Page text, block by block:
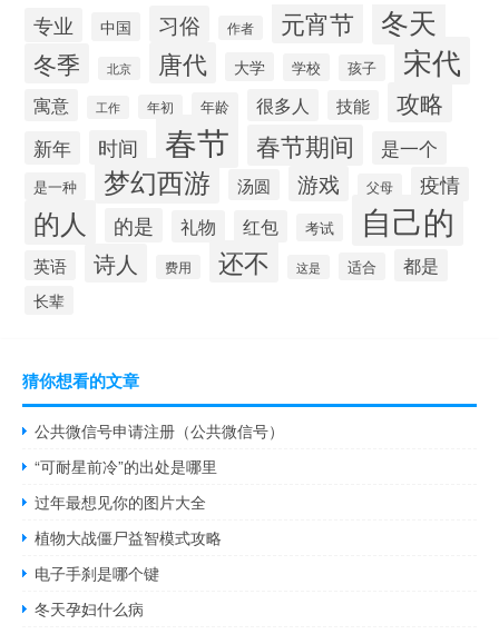
专业 中国 习俗 作者 元宵节 冬天
冬季 北京 唐代 大学 学校 孩子 宋代
寓意 工作 年初 年龄 很多人 技能 攻略
新年 时间 春节 春节期间 是一个
是一种 梦幻西游 汤圆 游戏 父母 疫情
的人 的是 礼物 红包 考试 自己的
英语 诗人 费用 还不 这是 适合 都是
长辈
猜你想看的文章
公共微信号申请注册（公共微信号）
“可耐星前冷”的出处是哪里
过年最想见你的图片大全
植物大战僵尸益智模式攻略
电子手刹是哪个键
冬天孕妇什么病